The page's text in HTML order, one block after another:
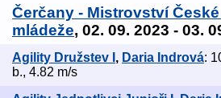
Čerčany - Mistrovství
mládeže, 02. 09. 2023 - 03.
Agility Družstev I , Daria Indrová:
b., 4.82 m/s